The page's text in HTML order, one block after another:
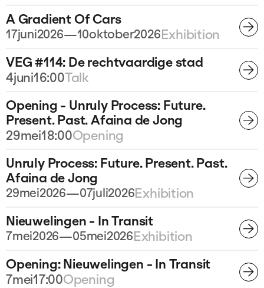
A Gradient Of Cars
17juni2026—10oktober2026Exhibition
VEG #114: De rechtvaardige stad
4juni16:00Talk
Opening - Unruly Process: Future.
Present. Past. Afaina de Jong
29mei18:00Opening
Unruly Process: Future. Present. Past.
Afaina de Jong
29mei2026—07juli2026Exhibition
Nieuwelingen - In Transit
7mei2026—05mei2026Exhibition
Opening: Nieuwelingen - In Transit
7mei17:00Opening